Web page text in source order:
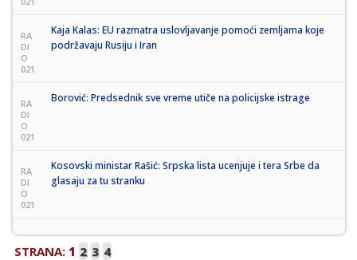
RA
DI
O
021
Kaja Kalas: EU razmatra uslovljavanje pomoći zemljama koje
podržavaju Rusiju i Iran
RA
DI
O
021
Borović: Predsednik sve vreme utiče na policijske istrage
RA
DI
O
021
Kosovski ministar Rašić: Srpska lista ucenjuje i tera Srbe da
glasaju za tu stranku
STRANA: 1 2 3 4